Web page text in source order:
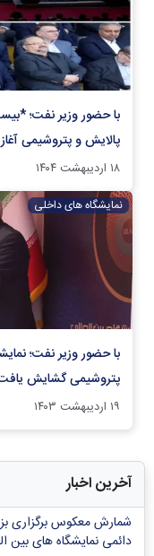
با حضور وزیر نفت؛
پالایش و پتروشیمی
۱۸ اردیبهشت ۱۴۰۴
نمایشگاه های داخلی
با حضور وزیر نفت؛
پتروشیمی گشایش
۱۹ اردیبهشت ۱۴۰۳
آخرین اخبار
شمارش معکوس برگزاری
دائمی نمایشگاه های بین